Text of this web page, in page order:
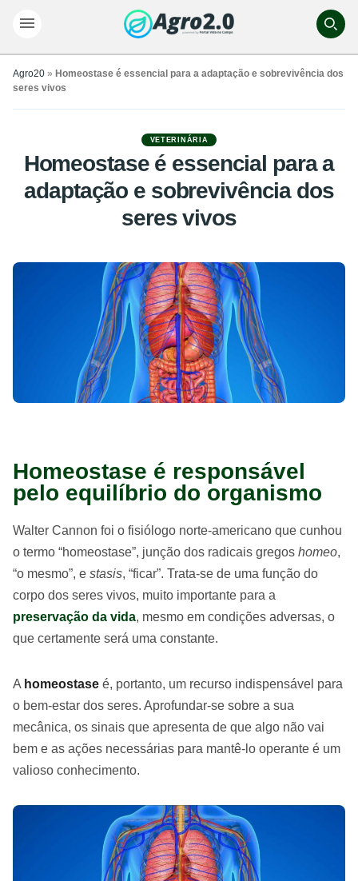
Agro20 » Homeostase é essencial para a adaptação e sobrevivência dos
seres vivos
VETERINÁRIA
Homeostase é essencial para a
adaptação e sobrevivência dos
seres vivos
Homeostase é responsável
pelo equilíbrio do organismo
Walter Cannon foi o fisiólogo norte-americano que cunhou
o termo “homeostase”, junção dos radicais gregos homeo,
“o mesmo”, e stasis, “ficar”. Trata-se de uma função do
corpo dos seres vivos, muito importante para a
preservação da vida, mesmo em condições adversas, o
que certamente será uma constante.
A homeostase é, portanto, um recurso indispensável para
o bem-estar dos seres. Aprofundar-se sobre a sua
mecânica, os sinais que apresenta de que algo não vai
bem e as ações necessárias para mantê-lo operante é um
valioso conhecimento.